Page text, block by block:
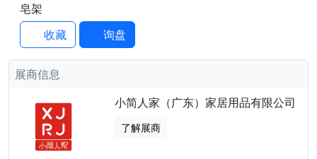
皂架
收藏
询盘
展商信息
小简人家（广东）家居用品有限公司
了解展商